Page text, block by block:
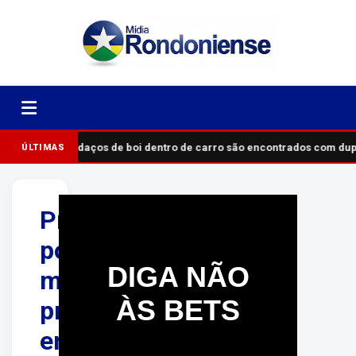
ÚLTIMASPedaços de boi dentro de carro são encontrados com
Preso
por
matar
professora
em
DIGA NÃO
ÀS BETS